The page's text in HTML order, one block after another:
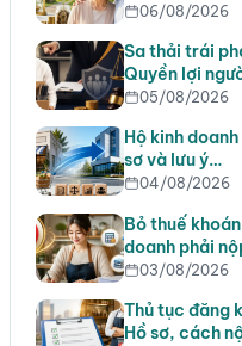
06/08/2026
Sa thải trái
Quyền lợi
05/08/2026
Hộ kinh
sơ và lưu ý…
04/08/2026
Bỏ thuế
doanh phải
03/08/2026
Thủ tục đăng
Hồ sơ, cách